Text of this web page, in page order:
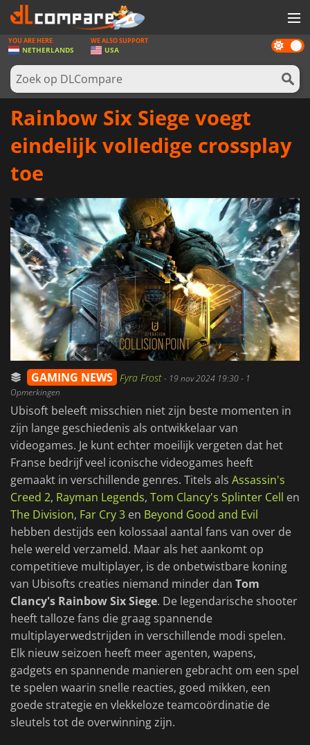
SPELLEN
GAME CARDS
SOFTWARE
Dark
mode
YOU ARE HERE
NETHERLANDS
WE ALSO SUPPORT
USA
Rainbow Six Siege voegt
eindelijk volledige crossplay
toe
GAMING NEWS Fyra Frost- 19 nov 2024 19:30- 1
Opmerkingen
Ubisoft beleeft misschien niet zijn beste momenten in
zijn lange geschiedenis als ontwikkelaar van
videogames. Je kunt echter moeilijk vergeten dat het
Franse bedrijf veel iconische videogames heeft
gemaakt in verschillende genres. Titels als Assassin's
Creed 2, Rayman Legends, Tom Clancy's Splinter Cell en
The Division, Far Cry 3 en Beyond Good and Evil
hebben destijds een kolossaal aantal fans van over de
hele wereld verzameld. Maar als het aankomt op
competitieve multiplayer, is de onbetwistbare koning
van Ubisofts creaties niemand minder dan Tom
Clancy's Rainbow Six Siege. De legendarische shooter
heeft talloze fans die graag spannende
multiplayerwedstrijden in verschillende modi spelen.
Elk nieuw seizoen heeft meer agenten, wapens,
gadgets en spannende manieren gebracht om een spel
te spelen waarin snelle reacties, goed mikken, een
goede strategie en vlekkeloze teamcoördinatie de
sleutels tot de overwinning zijn.